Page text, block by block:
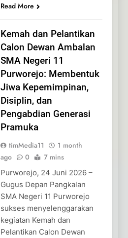
Read More
Kemah dan Pelantikan
Calon Dewan Ambalan
SMA Negeri 11
Purworejo: Membentuk
Jiwa Kepemimpinan,
Disiplin, dan
Pengabdian Generasi
Pramuka
timMedia11
1 month
ago
0 7 mins
Purworejo, 24 Juni 2026 –
Gugus Depan Pangkalan
SMA Negeri 11 Purworejo
sukses menyelenggarakan
kegiatan Kemah dan
Pelantikan Calon Dewan